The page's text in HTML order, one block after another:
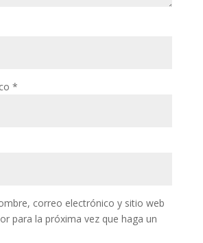
*
correo electrónico y sitio web
para la próxima vez que haga un